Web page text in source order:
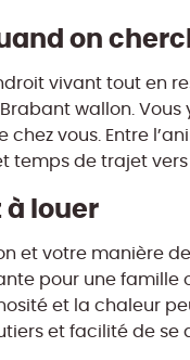
on
vivant tout en
wallon. Vous
vous. Entre
temps de trajet
louer
et votre manière
pour une famille
et la chaleur
et facilité de se